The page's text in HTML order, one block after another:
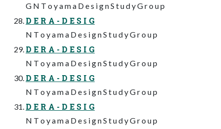
G N T o y a m a D e s i g n S t u d y G r o u p
D E R A - D E S I G
N T o y a m a D e s i g n S t u d y G r o u p
D E R A - D E S I G
N T o y a m a D e s i g n S t u d y G r o u p
D E R A - D E S I G
N T o y a m a D e s i g n S t u d y G r o u p
D E R A - D E S I G
N T o y a m a D e s i g n S t u d y G r o u p